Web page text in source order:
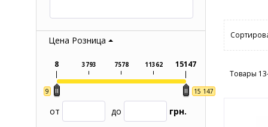
Цена Розница
9 15 147
8 3793 7578 11362 15147
от до грн.
Товары